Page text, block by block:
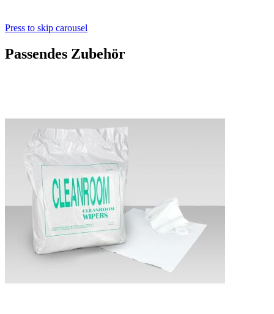
Press to skip carousel
Passendes Zubehör